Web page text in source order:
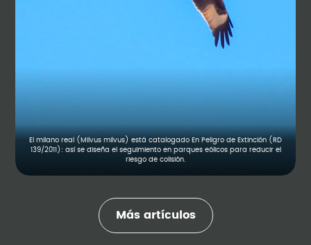
El milano real (Milvus milvus) está catalogado En Peligro de Extinción (RD
139/2011): así se diseña el seguimiento en parques eólicos para reducir el
riesgo de colisión.
Más artículos